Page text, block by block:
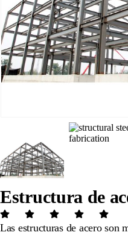
Estructura de
Las estructuras de acero son